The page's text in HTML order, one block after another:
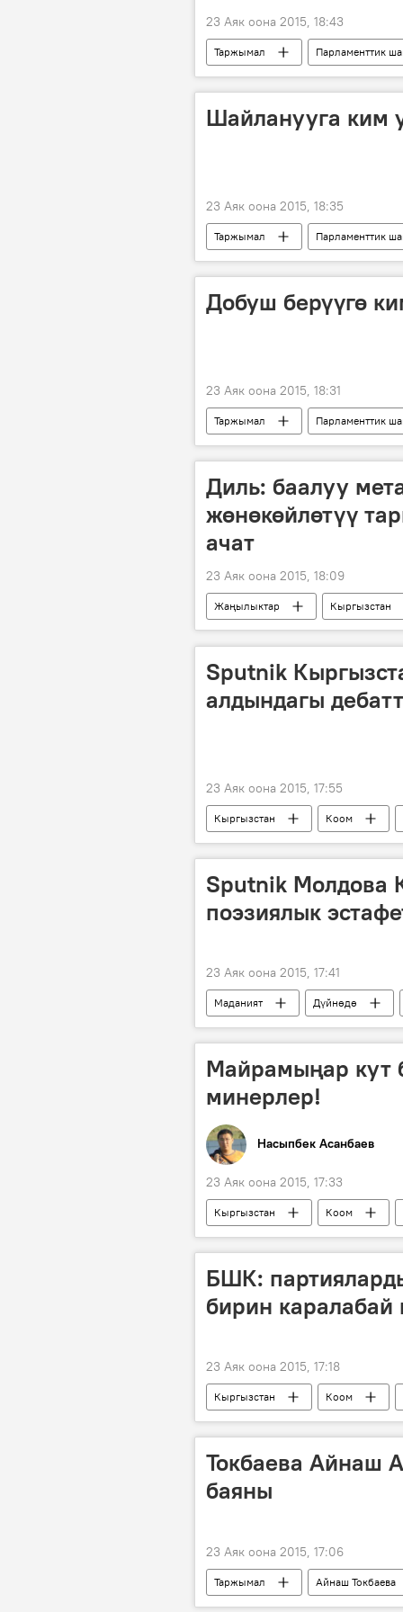
23 Аяк оона 2015, 18:43
Таржымал Парламенттик
саясий партиялар
тизме
Шайланууга ким
23 Аяк оона 2015, 18:35
Таржымал Парламенттик
Жогорку Кеңешке шайлоо
Добуш берүүгө
23 Аяк оона 2015, 18:31
Таржымал Парламенттик
биомертикалык маалыматтар
Диль: баалуу
жөнөкөйлөтүү
ачат
23 Аяк оона 2015, 18:09
Жаңылыктар Кыргызстан
күмүш
баалуу металл
Sputnik
алдындагы
23 Аяк оона 2015, 17:55
Кыргызстан Коом
КТРК
түз эфир
Sputnik Молдова
поэзиялык
23 Аяк оона 2015, 17:41
Маданият Дүйнөдө
Sputnik Молдова
Sputnik
Майрамыңар кут
минерлер!
Насыпбек Асанбаев
23 Аяк оона 2015, 17:33
Кыргызстан Коом
БШК:
бирин каралабай
23 Аяк оона 2015, 17:18
Кыргызстан Коом
БШК
шайлоо
Токбаева Айнаш
баяны
23 Аяк оона 2015, 17:06
Таржымал Айнаш Токбаева